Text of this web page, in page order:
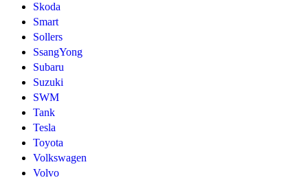
Skoda
Smart
Sollers
SsangYong
Subaru
Suzuki
SWM
Tank
Tesla
Toyota
Volkswagen
Volvo